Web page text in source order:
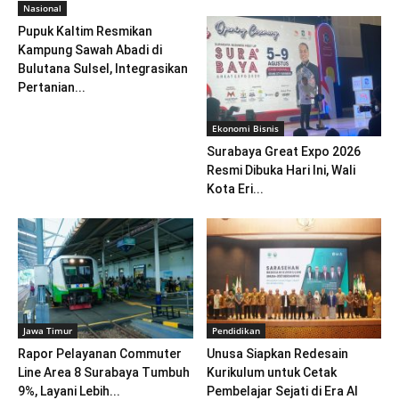
Nasional
Pupuk Kaltim Resmikan
Kampung Sawah Abadi di
Bulutana Sulsel, Integrasikan
Pertanian...
Ekonomi Bisnis
Surabaya Great Expo 2026
Resmi Dibuka Hari Ini, Wali
Kota Eri...
Jawa Timur
Rapor Pelayanan Commuter
Line Area 8 Surabaya Tumbuh
9%, Layani Lebih...
Pendidikan
Unusa Siapkan Redesain
Kurikulum untuk Cetak
Pembelajar Sejati di Era AI